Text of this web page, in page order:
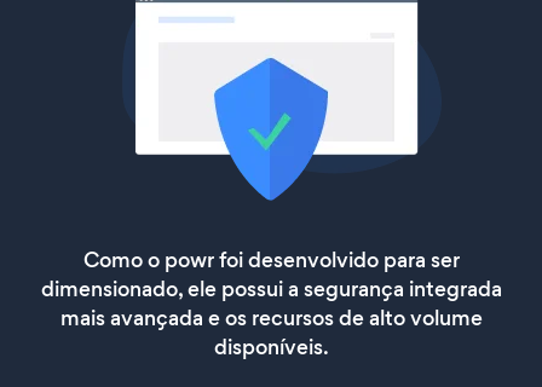
Como o powr foi desenvolvido para ser
dimensionado, ele possui a segurança integrada
mais avançada e os recursos de alto volume
disponíveis.